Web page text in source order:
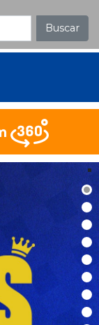
Buscar